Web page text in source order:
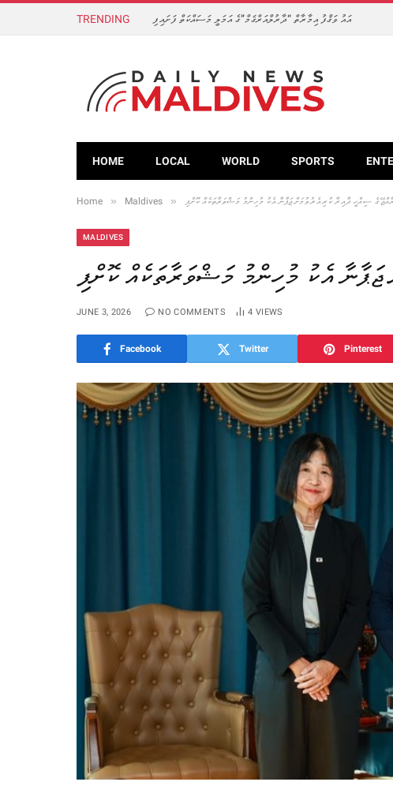
TRENDING އައު ވަޤްފު އިމާރާތް “ދާރުލްއަރްޤަމް”ގެ އަމަލީ މަސައްކަތް ފަށައިފި
HOME LOCAL WORLD SPORTS
Home » Maldives » ސިއްހީ ދާއިރާ ކުރިއެރުވުމަށް ޖަޕާނާ އެކު މުހިންމު މަޝްވަރާތަކެއް ކޮށްފި
MALDIVES
އެކު މުހިންމު މަޝްވަރާތަކެއް ކޮށްފި
JUNE 3, 2026 NO COMMENTS 4 VIEWS
Facebook Twitter Pinterest